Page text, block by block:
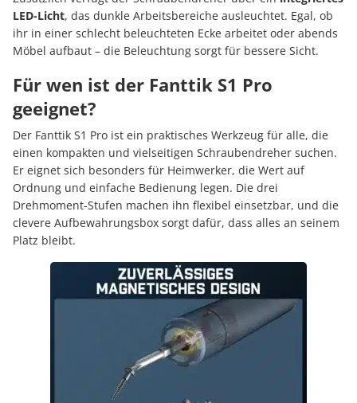
LED-Licht, das dunkle Arbeitsbereiche ausleuchtet. Egal, ob
ihr in einer schlecht beleuchteten Ecke arbeitet oder abends
Möbel aufbaut – die Beleuchtung sorgt für bessere Sicht.
Für wen ist der Fanttik S1 Pro
geeignet?
Der Fanttik S1 Pro ist ein praktisches Werkzeug für alle, die
einen kompakten und vielseitigen Schraubendreher suchen.
Er eignet sich besonders für Heimwerker, die Wert auf
Ordnung und einfache Bedienung legen. Die drei
Drehmoment-Stufen machen ihn flexibel einsetzbar, und die
clevere Aufbewahrungsbox sorgt dafür, dass alles an seinem
Platz bleibt.